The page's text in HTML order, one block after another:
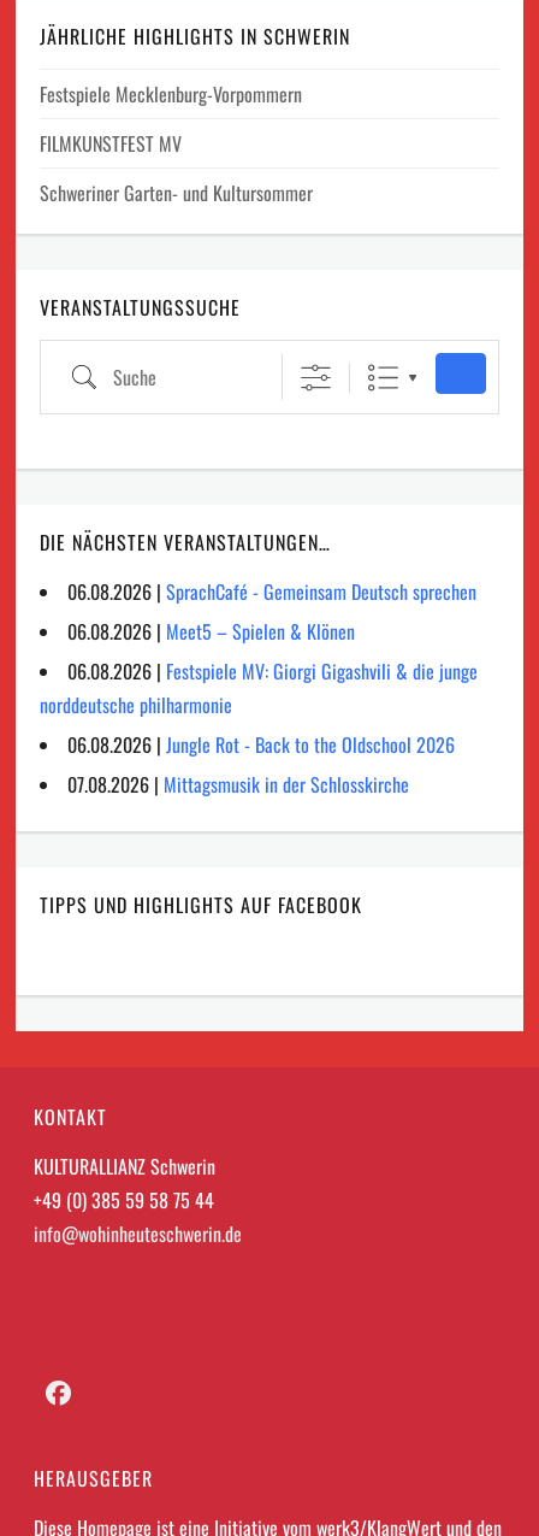
JÄHRLICHE HIGHLIGHTS IN SCHWERIN
Festspiele Mecklenburg-Vorpommern
FILMKUNSTFEST MV
Schweriner Garten- und Kultursommer
VERANSTALTUNGSSUCHE
Suche
DIE NÄCHSTEN VERANSTALTUNGEN…
06.08.2026 |SprachCafé - Gemeinsam Deutsch sprechen
06.08.2026 | Meet5 – Spielen & Klönen
06.08.2026 | Festspiele MV: Giorgi Gigashvili & die junge
norddeutsche philharmonie
06.08.2026 |Jungle Rot - Back to the Oldschool 2026
07.08.2026 | Mittagsmusik in der Schlosskirche
TIPPS UND HIGHLIGHTS AUF FACEBOOK
KONTAKT
KULTURALLIANZ Schwerin
+49 (0) 385 59 58 75 44
info@wohinheuteschwerin.de
HERAUSGEBER
Diese Homepage ist eine Initiative vom werk3/KlangWert und den